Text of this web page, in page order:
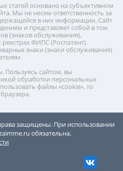
статей основано на субъективном
Мы не несем ответственность за
в них информации. Сайт
и представляет собой в том
(знаков обслуживания),
ФИПС (Роспатент).
знаки (знаки обслуживания)
Пользуясь сайтом, вы
обработки персональных
файлы «cookie», то
защищены. При использовании
обязательна.